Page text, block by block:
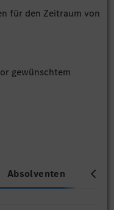
für den Zeitraum von
gewünschtem
Absolventen